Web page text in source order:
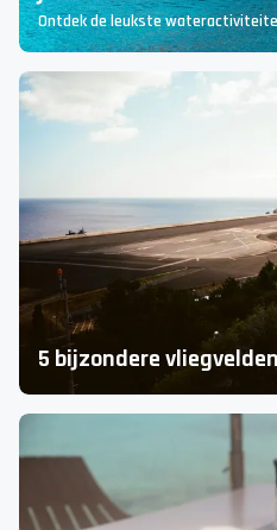
De leukste
je niet missen
Ontdek de leukste